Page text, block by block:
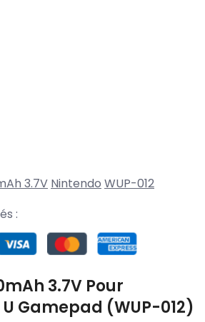
3.7V Nintendo WUP-012
:
3.7V Pour
Gamepad (WUP-012)